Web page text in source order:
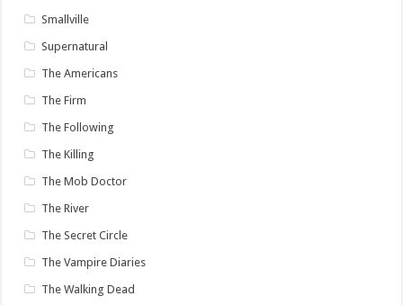
Smallville
Supernatural
The Americans
The Firm
The Following
The Killing
The Mob Doctor
The River
The Secret Circle
The Vampire Diaries
The Walking Dead